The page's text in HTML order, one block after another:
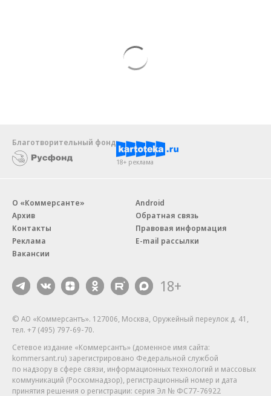
Благотворительный фонд
18+ реклама
О «Коммерсанте»
Архив
Контакты
Реклама
Вакансии
Android
Обратная связь
Правовая информация
E-mail рассылки
18+
© АО «Коммерсантъ». 127006, Москва, Оружейный переулок д. 41,
тел. +7 (495) 797-69-70.
Сетевое издание «Коммерсантъ» (доменное имя сайта:
kommersant.ru) зарегистрировано Федеральной службой
по надзору в сфере связи, информационных технологий и массовых
коммуникаций (Роскомнадзор), регистрационный номер и дата
принятия решения о регистрации: серия Эл № ФС77-76922